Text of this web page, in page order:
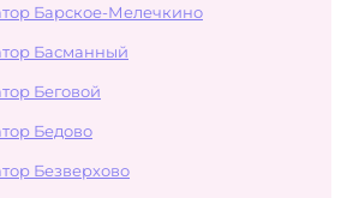
Барское-Мелечкино
Басманный
Беговой
Бедово
Безверхово